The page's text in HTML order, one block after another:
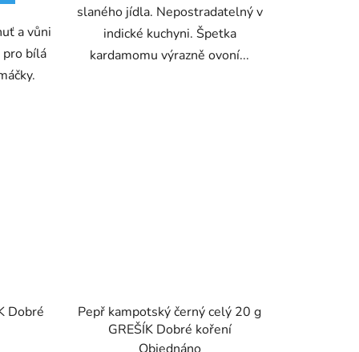
a vůni
pro bílá
slaného jídla. Nepostradatelný v
indické kuchyni. Špetka
kardamomu výrazně ovoní...
Dobré
Pepř kampotský černý celý 20 g
GREŠÍK Dobré koření